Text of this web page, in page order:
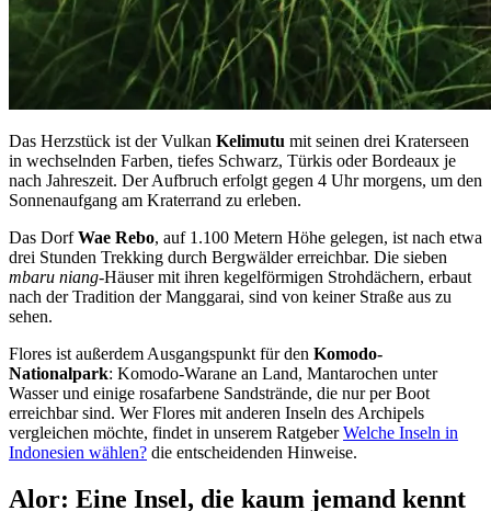
Das Herzstück ist der Vulkan Kelimutu mit seinen drei Kraterseen
in wechselnden Farben, tiefes Schwarz, Türkis oder Bordeaux je
nach Jahreszeit. Der Aufbruch erfolgt gegen 4 Uhr morgens, um den
Sonnenaufgang am Kraterrand zu erleben.
Das DorfWae Rebo, auf 1.100 Metern Höhe gelegen, ist nach etwa
drei Stunden Trekking durch Bergwälder erreichbar. Die sieben
mbaru niang-Häuser mit ihren kegelförmigen Strohdächern, erbaut
nach der Tradition der Manggarai, sind von keiner Straße aus zu
sehen.
Flores ist außerdem Ausgangspunkt für den Komodo-
Nationalpark: Komodo-Warane an Land, Mantarochen unter
Wasser und einige rosafarbene Sandstrände, die nur per Boot
erreichbar sind. Wer Flores mit anderen Inseln des Archipels
vergleichen möchte, findet in unserem RatgeberWelche Inseln in
Indonesien wählen? die entscheidenden Hinweise.
Alor: Eine Insel, die kaum jemand kennt